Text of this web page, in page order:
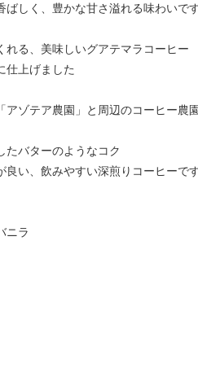
しく、豊かな甘さ溢れる味わいで
れる、美味しいグアテマラコーヒー
仕上げました
ゾテア農園」と周辺のコーヒー農
たバターのようなコク
い、飲みやすい深煎りコーヒーで
ニラ